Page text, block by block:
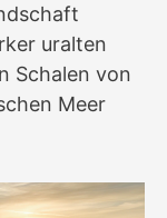
uralten
Schalen von
Meer